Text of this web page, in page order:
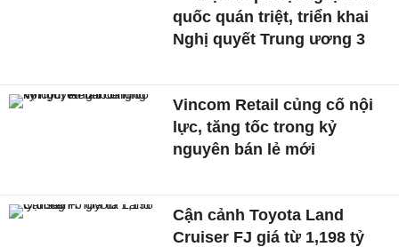
quốc quán triệt, triển khai
Nghị quyết Trung ương 3
Vincom Retail củng cố nội
lực, tăng tốc trong kỷ
nguyên bán lẻ mới
Cận cảnh Toyota Land
Cruiser FJ giá từ 1,198 tỷ